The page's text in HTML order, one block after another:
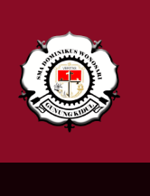
content